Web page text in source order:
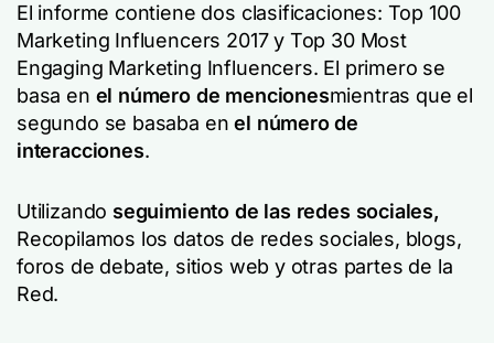
El informe contiene dos clasificaciones: Top 100
Marketing Influencers 2017 y Top 30 Most
Engaging Marketing Influencers. El primero se
basa en el número de mencionesmientras que el
segundo se basaba enel número de
interacciones.
Utilizando seguimiento de las redes sociales,
Recopilamos los datos de redes sociales, blogs,
foros de debate, sitios web y otras partes de la
Red.